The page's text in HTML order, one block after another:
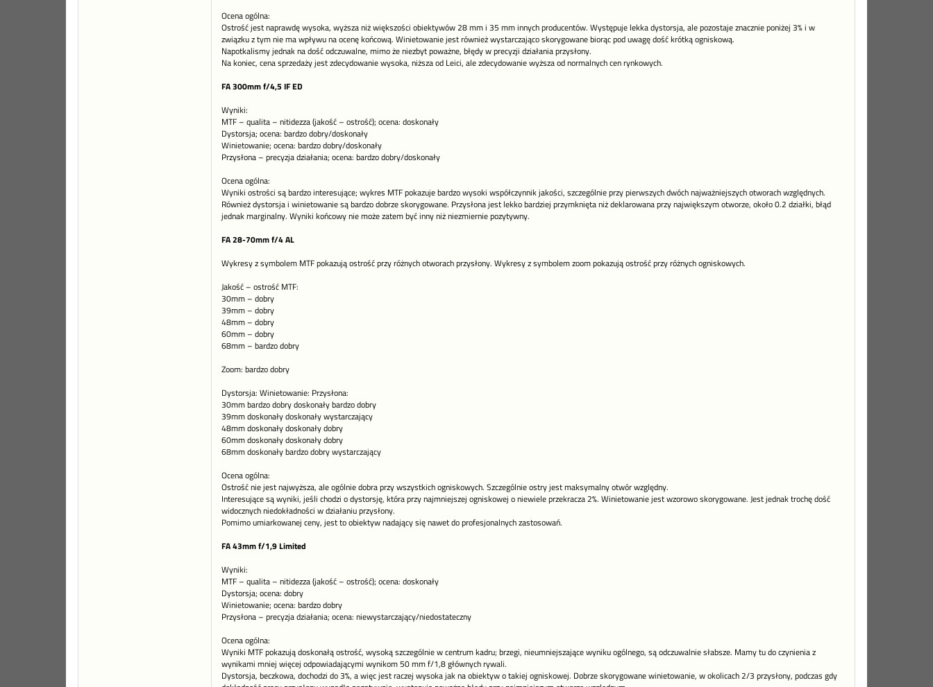
Ocena ogólna:
Ostrość jest naprawdę wysoka, wyższa niż większości obiektywów 28 mm i 35 mm innych producentów. Występuje lekka dystorsja, ale pozostaje znacznie poniżej 3% i w
związku z tym nie ma wpływu na ocenę końcową. Winietowanie jest również wystarczająco skorygowane biorąc pod uwagę dość krótką ogniskową.
Napotkalismy jednak na dość odczuwalne, mimo że niezbyt poważne, błędy w precyzji działania przysłony.
Na koniec, cena sprzedaży jest zdecydowanie wysoka, niższa od Leici, ale zdecydowanie wyższa od normalnych cen rynkowych.
FA 300mm f/4,5 IF ED
Wyniki:
MTF – qualita – nitidezza (jakość – ostrość); ocena: doskonały
Dystorsja; ocena: bardzo dobry/doskonały
Winietowanie; ocena: bardzo dobry/doskonały
Przysłona – precyzja działania; ocena: bardzo dobry/doskonały
Ocena ogólna:
Wyniki ostrości są bardzo interesujące; wykres MTF pokazuje bardzo wysoki współczynnik jakości, szczególnie przy pierwszych dwóch najważniejszych otworach względnych.
Również dystorsja i winietowanie są bardzo dobrze skorygowane. Przysłona jest lekko bardziej przymknięta niż deklarowana przy największym otworze, około 0.2 działki, błąd
jednak marginalny. Wyniki końcowy nie może zatem być inny niż niezmiernie pozytywny.
FA 28-70mm f/4 AL
Wykresy z symbolem MTF pokazują ostrość przy różnych otworach przysłony. Wykresy z symbolem zoom pokazują ostrość przy różnych ogniskowych.
Jakość – ostrość MTF:
30mm – dobry
39mm – dobry
48mm – dobry
60mm – dobry
68mm – bardzo dobry
Zoom: bardzo dobry
Dystorsja: Winietowanie: Przysłona:
30mm bardzo dobry doskonały bardzo dobry
39mm doskonały doskonały wystarczający
48mm doskonały doskonały dobry
60mm doskonały doskonały dobry
68mm doskonały bardzo dobry wystarczający
Ocena ogólna:
Ostrość nie jest najwyższa, ale ogólnie dobra przy wszystkich ogniskowych. Szczególnie ostry jest maksymalny otwór względny.
Interesujące są wyniki, jeśli chodzi o dystorsję, która przy najmniejszej ogniskowej o niewiele przekracza 2%. Winietowanie jest wzorowo skorygowane. Jest jednak trochę dość
widocznych niedokładności w działaniu przysłony.
Pomimo umiarkowanej ceny, jest to obiektyw nadający się nawet do profesjonalnych zastosowań.
FA 43mm f/1,9 Limited
Wyniki:
MTF – qualita – nitidezza (jakość – ostrość); ocena: doskonały
Dystorsja; ocena: dobry
Winietowanie; ocena: bardzo dobry
Przysłona – precyzja działania; ocena: niewystarczający/niedostateczny
Ocena ogólna:
Wyniki MTF pokazują doskonałą ostrość, wysoką szczególnie w centrum kadru; brzegi, nieumniejszające wyniku ogólnego, są odczuwalnie słabsze. Mamy tu do czynienia z
wynikami mniej więcej odpowiadającymi wynikom 50 mm f/1,8 głównych rywali.
Dystorsja, beczkowa, dochodzi do 3%, a więc jest raczej wysoka jak na obiektyw o takiej ogniskowej. Dobrze skorygowane winietowanie, w okolicach 2/3 przysłony, podczas gdy